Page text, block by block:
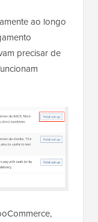
ao longo
precisar de